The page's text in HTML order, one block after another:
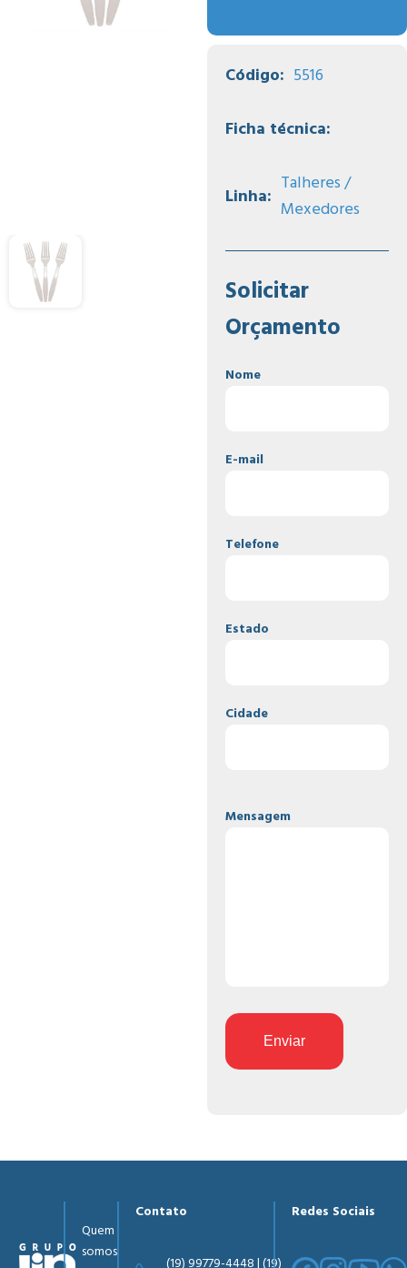
Código: 5516
Ficha técnica:
Linha: Talheres /
Mexedores
Solicitar
Orçamento
Nome
E-mail
Telefone
Estado
Cidade
Mensagem
Enviar
Quem
somos
Contato Redes Sociais